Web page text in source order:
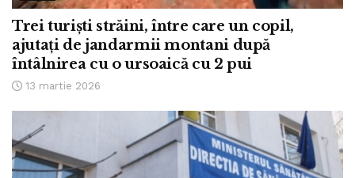
Trei turiști străini, între care un copil,
ajutați de jandarmii montani după
întâlnirea cu o ursoaică cu 2 pui
13 martie 2026